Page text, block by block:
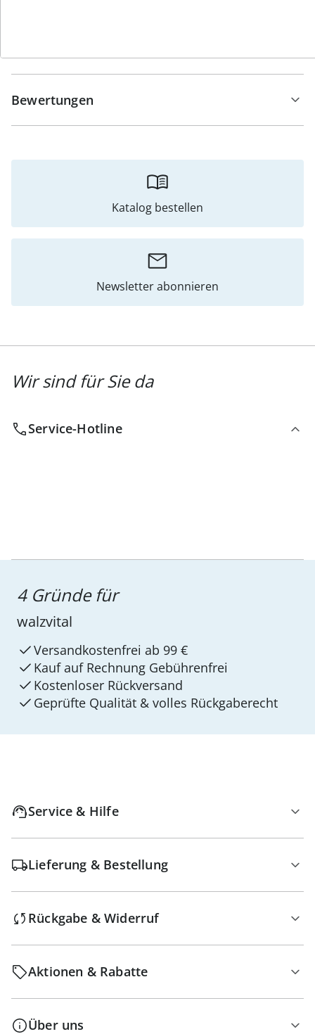
Bewertungen
Katalog bestellen
Newsletter abonnieren
Wir sind für Sie da
Service-Hotline
4 Gründe für
walzvital
Versandkostenfrei ab 99 €
Kauf auf Rechnung Gebührenfrei
Kostenloser Rückversand
Geprüfte Qualität & volles Rückgaberecht
Service & Hilfe
Lieferung & Bestellung
Rückgabe & Widerruf
Aktionen & Rabatte
Über uns